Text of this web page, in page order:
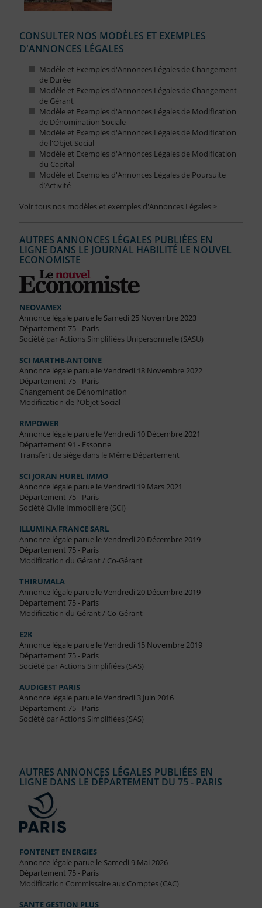
CONSULTER NOS MODÈLES ET EXEMPLES
D'ANNONCES LÉGALES
Modèle et Exemples d'Annonces Légales de Changement
de Durée
Modèle et Exemples d'Annonces Légales de Changement
de Gérant
Modèle et Exemples d'Annonces Légales de Modification
de Dénomination Sociale
Modèle et Exemples d'Annonces Légales de Modification
de l'Objet Social
Modèle et Exemples d'Annonces Légales de Modification
du Capital
Modèle et Exemples d'Annonces Légales de Poursuite
d’Activité
Voir tous nos modèles et exemples d'Annonces Légales >
AUTRES ANNONCES LÉGALES PUBLIÉES EN
LIGNE DANS LE JOURNAL HABILITÉ LE NOUVEL
ECONOMISTE
NEOVAMEX
Annonce légale parue le Samedi 25 Novembre 2023
Département 75 - Paris
Société par Actions Simplifiées Unipersonnelle (SASU)
SCI MARTHE-ANTOINE
Annonce légale parue le Vendredi 18 Novembre 2022
Département 75 - Paris
Changement de Dénomination
Modification de l'Objet Social
RMPOWER
Annonce légale parue le Vendredi 10 Décembre 2021
Département 91 - Essonne
Transfert de siège dans le Même Département
SCI JORAN HUREL IMMO
Annonce légale parue le Vendredi 19 Mars 2021
Département 75 - Paris
Société Civile Immobilière (SCI)
ILLUMINA FRANCE SARL
Annonce légale parue le Vendredi 20 Décembre 2019
Département 75 - Paris
Modification du Gérant / Co-Gérant
THIRUMALA
Annonce légale parue le Vendredi 20 Décembre 2019
Département 75 - Paris
Modification du Gérant / Co-Gérant
E2K
Annonce légale parue le Vendredi 15 Novembre 2019
Département 75 - Paris
Société par Actions Simplifiées (SAS)
AUDIGEST PARIS
Annonce légale parue le Vendredi 3 Juin 2016
Département 75 - Paris
Société par Actions Simplifiées (SAS)
AUTRES ANNONCES LÉGALES PUBLIÉES EN
LIGNE DANS LE DÉPARTEMENT DU 75 - PARIS
FONTENET ENERGIES
Annonce légale parue le Samedi 9 Mai 2026
Département 75 - Paris
Modification Commissaire aux Comptes (CAC)
SANTE GESTION PLUS